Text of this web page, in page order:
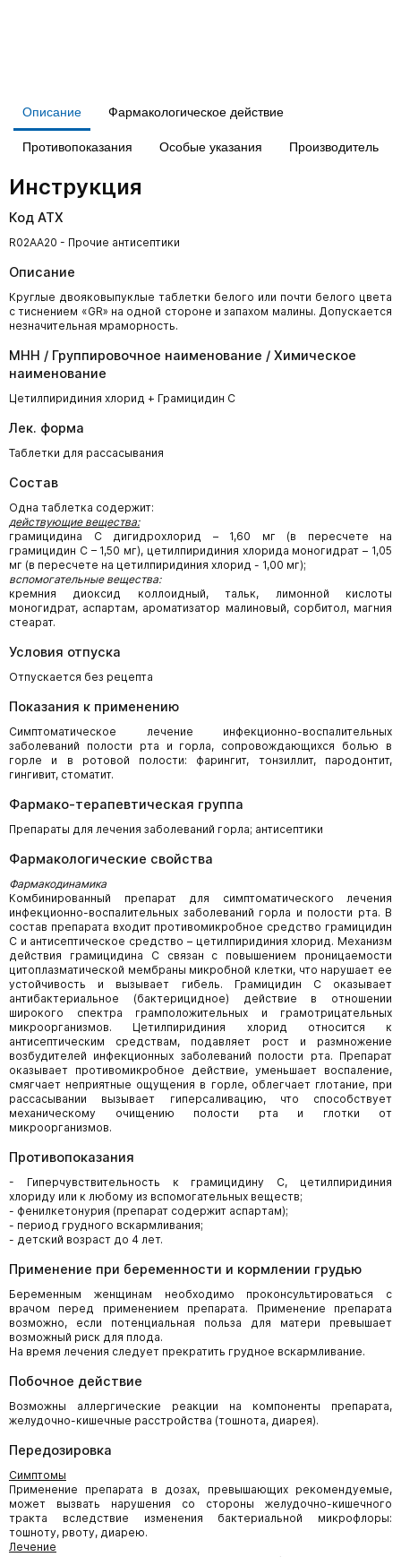
Описание Фармакологическое действие
Противопоказания Особые указания Производитель
Инструкция
Код АТХ
R02AA20 - Прочие антисептики
Описание
Круглые двояковыпуклые таблетки белого или почти белого цвета
с тиснением «GR» на одной стороне и запахом малины. Допускается
незначительная мраморность.
МНН / Группировочное наименование / Химическое
наименование
Цетилпиридиния хлорид + Грамицидин C
Лек. форма
Таблетки для рассасывания
Состав
Одна таблетка содержит:
действующие вещества:
грамицидина С дигидрохлорид – 1,60 мг (в пересчете на
грамицидин С – 1,50 мг), цетилпиридиния хлорида моногидрат – 1,05
мг (в пересчете на цетилпиридиния хлорид - 1,00 мг);
вспомогательные вещества:
кремния диоксид коллоидный, тальк, лимонной кислоты
моногидрат, аспартам, ароматизатор малиновый, сорбитол, магния
стеарат.
Условия отпуска
Отпускается без рецепта
Показания к применению
Симптоматическое лечение инфекционно-воспалительных
заболеваний полости рта и горла, сопровождающихся болью в
горле и в ротовой полости: фарингит, тонзиллит, пародонтит,
гингивит, стоматит.
Фармако-терапевтическая группа
Препараты для лечения заболеваний горла; антисептики
Фармакологические свойства
Фармакодинамика
Комбинированный препарат для симптоматического лечения
инфекционно-воспалительных заболеваний горла и полости рта. В
состав препарата входит противомикробное средство грамицидин
С и антисептическое средство – цетилпиридиния хлорид. Механизм
действия грамицидина С связан с повышением проницаемости
цитоплазматической мембраны микробной клетки, что нарушает ее
устойчивость и вызывает гибель. Грамицидин С оказывает
антибактериальное (бактерицидное) действие в отношении
широкого спектра грамположительных и грамотрицательных
микроорганизмов. Цетилпиридиния хлорид относится к
антисептическим средствам, подавляет рост и размножение
возбудителей инфекционных заболеваний полости рта. Препарат
оказывает противомикробное действие, уменьшает воспаление,
смягчает неприятные ощущения в горле, облегчает глотание, при
рассасывании вызывает гиперсаливацию, что способствует
механическому очищению полости рта и глотки от
микроорганизмов.
Противопоказания
- Гиперчувствительность к грамицидину С, цетилпиридиния
хлориду или к любому из вспомогательных веществ;
- фенилкетонурия (препарат содержит аспартам);
- период грудного вскармливания;
- детский возраст до 4 лет.
Применение при беременности и кормлении грудью
Беременным женщинам необходимо проконсультироваться с
врачом перед применением препарата. Применение препарата
возможно, если потенциальная польза для матери превышает
возможный риск для плода.
На время лечения следует прекратить грудное вскармливание.
Побочное действие
Возможны аллергические реакции на компоненты препарата,
желудочно-кишечные расстройства (тошнота, диарея).
Передозировка
Симптомы
Применение препарата в дозах, превышающих рекомендуемые,
может вызвать нарушения со стороны желудочно-кишечного
тракта вследствие изменения бактериальной микрофлоры:
тошноту, рвоту, диарею.
Лечение